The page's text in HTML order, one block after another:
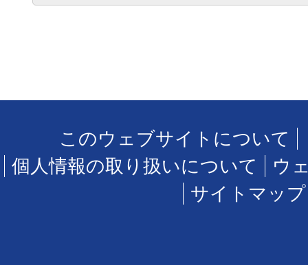
このウェブサイトについて
個人情報の取り扱いについて
ウ
サイトマップ